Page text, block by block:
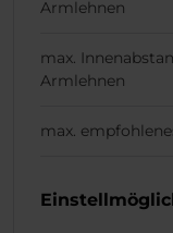
Armlehnen
max.
Armlehnen
max.